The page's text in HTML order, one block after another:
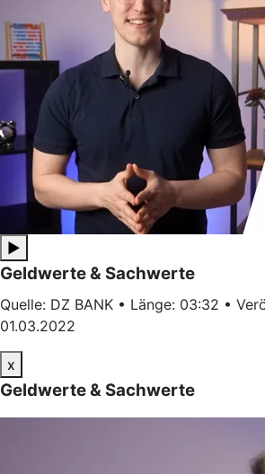
▶
Geldwerte & Sachwerte
Quelle: DZ BANK • Länge: 03:32 •
01.03.2022
x
Geldwerte & Sachwerte